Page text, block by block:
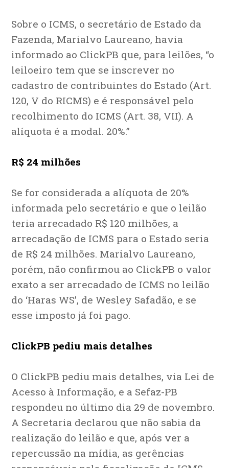
Sobre o ICMS, o secretário de Estado da
Fazenda, Marialvo Laureano, havia
informado ao ClickPB que, para leilões, “o
leiloeiro tem que se inscrever no
cadastro de contribuintes do Estado (Art.
120, V do RICMS) e é responsável pelo
recolhimento do ICMS (Art. 38, VII). A
alíquota é a modal. 20%.”
R$ 24 milhões
Se for considerada a alíquota de 20%
informada pelo secretário e que o leilão
teria arrecadado R$ 120 milhões, a
arrecadação de ICMS para o Estado seria
de R$ 24 milhões. Marialvo Laureano,
porém, não confirmou ao ClickPB o valor
exato a ser arrecadado de ICMS no leilão
do ‘Haras WS’, de Wesley Safadão, e se
esse imposto já foi pago.
ClickPB pediu mais detalhes
O ClickPB pediu mais detalhes, via Lei de
Acesso à Informação, e a Sefaz-PB
respondeu no último dia 29 de novembro.
A Secretaria declarou que não sabia da
realização do leilão e que, após ver a
repercussão na mídia, as gerências